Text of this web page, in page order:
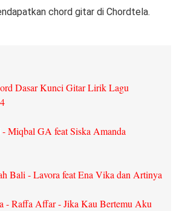
chord gitar di Chordtela.
Dasar Kunci Gitar Lirik Lagu
Miqbal GA feat Siska Amanda
Bali - Lavora feat Ena Vika dan Artinya
- Raffa Affar - Jika Kau Bertemu Aku